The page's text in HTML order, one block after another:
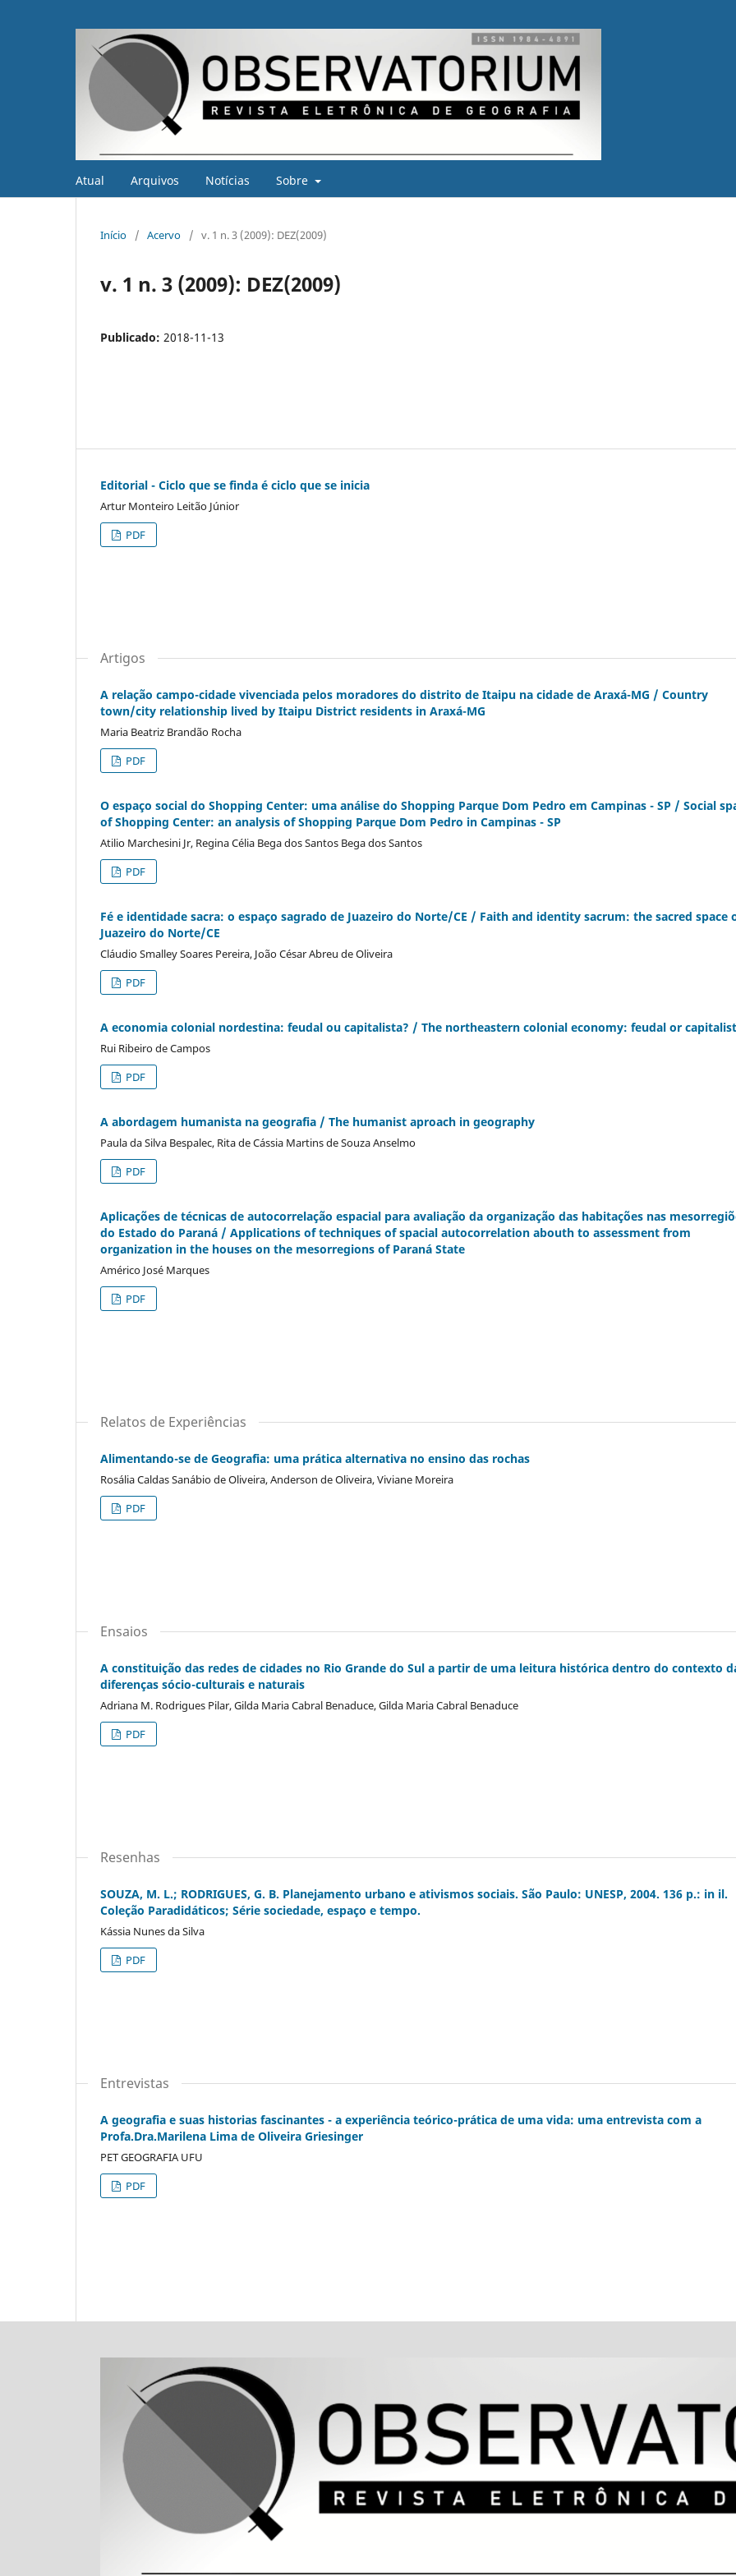
Atual Arquivos Notícias Sobre
Início / Acervo / v. 1 n. 3 (2009): DEZ(2009)
v. 1 n. 3 (2009): DEZ(2009)
Publicado: 2018-11-13
Editorial - Ciclo que se finda é ciclo que se inicia
Artur Monteiro Leitão Júnior
PDF
Artigos
A relação campo-cidade vivenciada pelos moradores do distrito de Itaipu na cidade de Araxá-MG / Country
town/city relationship lived by Itaipu District residents in Araxá-MG
Maria Beatriz Brandão Rocha
PDF
O espaço social do Shopping Center: uma análise do Shopping Parque Dom Pedro em Campinas - SP / Social
of Shopping Center: an analysis of Shopping Parque Dom Pedro in Campinas - SP
Atilio Marchesini Jr, Regina Célia Bega dos Santos Bega dos Santos
PDF
Fé e identidade sacra: o espaço sagrado de Juazeiro do Norte/CE / Faith and identity sacrum: the sacred space
Juazeiro do Norte/CE
Cláudio Smalley Soares Pereira, João César Abreu de Oliveira
PDF
A economia colonial nordestina: feudal ou capitalista? / The northeastern colonial economy: feudal or
Rui Ribeiro de Campos
PDF
A abordagem humanista na geografia / The humanist aproach in geography
Paula da Silva Bespalec, Rita de Cássia Martins de Souza Anselmo
PDF
Aplicações de técnicas de autocorrelação espacial para avaliação da organização das habitações nas
do Estado do Paraná / Applications of techniques of spacial autocorrelation abouth to assessment from
organization in the houses on the mesorregions of Paraná State
Américo José Marques
PDF
Relatos de Experiências
Alimentando-se de Geografia: uma prática alternativa no ensino das rochas
Rosália Caldas Sanábio de Oliveira, Anderson de Oliveira, Viviane Moreira
PDF
Ensaios
A constituição das redes de cidades no Rio Grande do Sul a partir de uma leitura histórica dentro do contexto
diferenças sócio-culturais e naturais
Adriana M. Rodrigues Pilar, Gilda Maria Cabral Benaduce, Gilda Maria Cabral Benaduce
PDF
Resenhas
SOUZA, M. L.; RODRIGUES, G. B. Planejamento urbano e ativismos sociais. São Paulo: UNESP, 2004. 136 p.: in il.
Coleção Paradidáticos; Série sociedade, espaço e tempo.
Kássia Nunes da Silva
PDF
Entrevistas
A geografia e suas historias fascinantes - a experiência teórico-prática de uma vida: uma entrevista com a
Profa.Dra.Marilena Lima de Oliveira Griesinger
PET GEOGRAFIA UFU
PDF